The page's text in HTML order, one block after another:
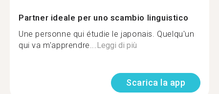
Partner ideale per uno scambio linguistico
Une personne qui étudie le japonais. Quelqu'un
qui va m'apprendre... Leggi di più
Scarica la app